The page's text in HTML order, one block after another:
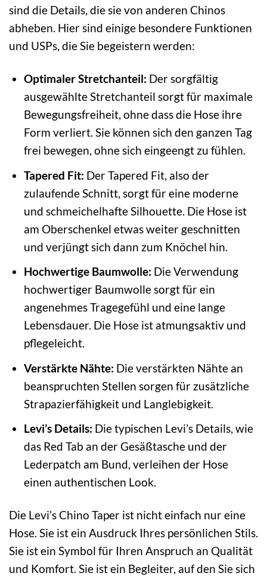
sind die Details, die sie von anderen Chinos
abheben. Hier sind einige besondere Funktionen
und USPs, die Sie begeistern werden:
Optimaler Stretchanteil: Der sorgfältig
ausgewählte Stretchanteil sorgt für maximale
Bewegungsfreiheit, ohne dass die Hose ihre
Form verliert. Sie können sich den ganzen Tag
frei bewegen, ohne sich eingeengt zu fühlen.
Tapered Fit: Der Tapered Fit, also der
zulaufende Schnitt, sorgt für eine moderne
und schmeichelhafte Silhouette. Die Hose ist
am Oberschenkel etwas weiter geschnitten
und verjüngt sich dann zum Knöchel hin.
Hochwertige Baumwolle: Die Verwendung
hochwertiger Baumwolle sorgt für ein
angenehmes Tragegefühl und eine lange
Lebensdauer. Die Hose ist atmungsaktiv und
pflegeleicht.
Verstärkte Nähte: Die verstärkten Nähte an
beanspruchten Stellen sorgen für zusätzliche
Strapazierfähigkeit und Langlebigkeit.
Levi’s Details: Die typischen Levi’s Details, wie
das Red Tab an der Gesäßtasche und der
Lederpatch am Bund, verleihen der Hose
einen authentischen Look.
Die Levi’s Chino Taper ist nicht einfach nur eine
Hose. Sie ist ein Ausdruck Ihres persönlichen Stils.
Sie ist ein Symbol für Ihren Anspruch an Qualität
und Komfort. Sie ist ein Begleiter, auf den Sie sich